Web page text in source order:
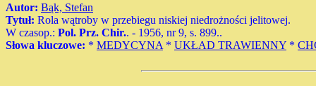
Autor: Bąk, Stefan
Tytuł: Rola wątroby w przebiegu niskiej niedrożności jelitowej.
W czasop.: Pol. Prz. Chir.. - 1956, nr 9, s. 899..
Słowa kluczowe: * MEDYCYNA * UKŁAD TRAWIENNY *